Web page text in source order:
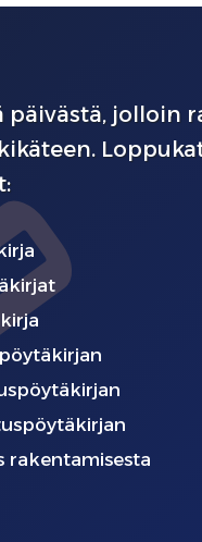
jolloin
rakentamisesta